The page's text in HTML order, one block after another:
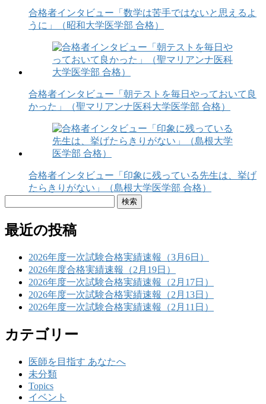
合格者インタビュー「数学は苦手ではないと思えるよ
うに」（昭和大学医学部 合格）
合格者インタビュー「朝テストを毎日やっておいて良
かった」（聖マリアンナ医科大学医学部 合格）
合格者インタビュー「印象に残っている先生は、挙げ
たらきりがない」（島根大学医学部 合格）
最近の投稿
2026年度一次試験合格実績速報（3月6日）
2026年度合格実績速報（2月19日）
2026年度一次試験合格実績速報（2月17日）
2026年度一次試験合格実績速報（2月13日）
2026年度一次試験合格実績速報（2月11日）
カテゴリー
医師を目指す あなたへ
未分類
Topics
イベント